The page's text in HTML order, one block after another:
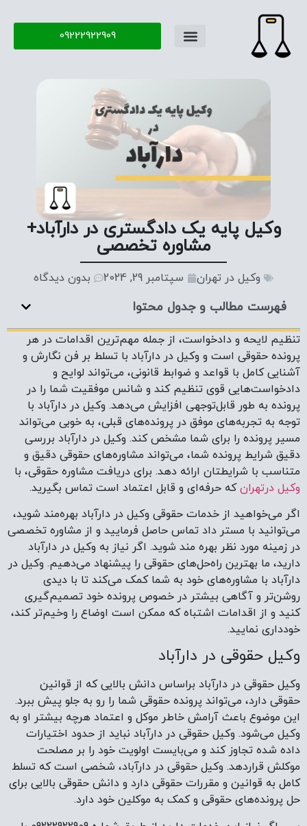
09222922909
وکیل پایه یک دادگستری در دارآباد+
مشاوره تخصصی
وکیل در تهران سپتامبر 29, 2024 بدون دیدگاه
فهرست مطالب و جدول محتوا
تنظیم لایحه و دادخواست، از جمله مهم‌ترین اقدامات در هر
پرونده حقوقی است و وکیل در دارآباد با تسلط بر فن نگارش و
آشنایی کامل با قواعد و ضوابط قانونی، می‌تواند لوایح و
دادخواست‌هایی قوی تنظیم کند و شانس موفقیت شما را در
پرونده به طور قابل‌توجهی افزایش می‌دهد. وکیل در دارآباد با
توجه به تجربه‌های موفق در پرونده‌های قبلی، به خوبی می‌تواند
مسیر پرونده را برای شما مشخص کند. وکیل در دارآباد بررسی
دقیق شرایط پرونده شما، می‌تواند مشاوره‌های حقوقی دقیق و
متناسب با شرایطتان ارائه دهد. برای دریافت مشاوره حقوقی، با
وکیل درتهرانکه حرفه‌ای و قابل اعتماد است تماس بگیرید.
اگر می‌خواهید از خدمات حقوقی وکیل در دارآباد بهره‌مند شوید،
می‌توانید با مستر داد تماس حاصل فرمایید و از مشاوره تخصصی
در زمینه مورد نظر بهره مند شوید. اگر نیاز به وکیل در دارآباد
دارید، ما بهترین راه‌حل‌های حقوقی را پیشنهاد می‌دهیم. وکیل در
دارآباد با مشاوره‌های خود به شما کمک می‌کند تا با دیدی
روشن‌تر و آگاهی بیشتر در خصوص پرونده خود تصمیم‌گیری
کنید و از اقدامات اشتباه که ممکن است اوضاع را وخیم‌تر کند،
خودداری نمایید.
وکیل حقوقی در دارآباد
وکیل حقوقی در دارآباد براساس دانش بالایی که از قوانین
حقوقی دارد، می‌تواند پرونده حقوقی شما را رو به جلو پیش ببرد.
این موضوع باعث آرامش ‌خاطر موکل و اعتماد هرچه بیشتر او به
وکیل می‌شود. وکیل حقوقی در دارآباد نباید از حدود اختیارات
داده شده تجاوز کند و می‌بایست اولویت خود را بر مصلحت
موکلش قرار‌دهد. وکیل حقوقی در دارآباد، شخصی است که تسلط
کامل به قوانین و مقررات حقوقی دارد و دانش حقوقی بالایی برای
حل پرونده‌های حقوقی و کمک به موکلین خود دارد.